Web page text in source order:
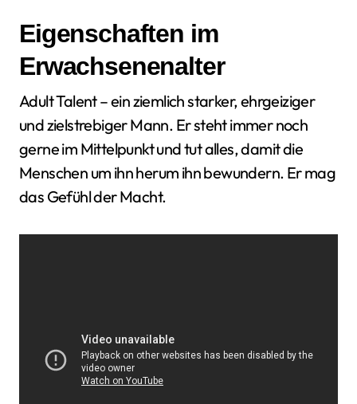
Eigenschaften im
Erwachsenenalter
Adult Talent – ein ziemlich starker, ehrgeiziger
und zielstrebiger Mann. Er steht immer noch
gerne im Mittelpunkt und tut alles, damit die
Menschen um ihn herum ihn bewundern. Er mag
das Gefühl der Macht.